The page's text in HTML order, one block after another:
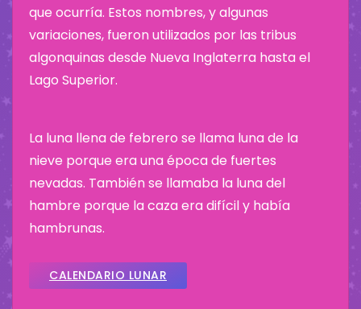
que ocurría. Estos nombres, y algunas
variaciones, fueron utilizados por las tribus
algonquinas desde Nueva Inglaterra hasta el
Lago Superior.
La luna llena de febrero se llama luna de la
nieve porque era una época de fuertes
nevadas. También se llamaba la luna del
hambre porque la caza era difícil y había
hambrunas.
CALENDARIO LUNAR